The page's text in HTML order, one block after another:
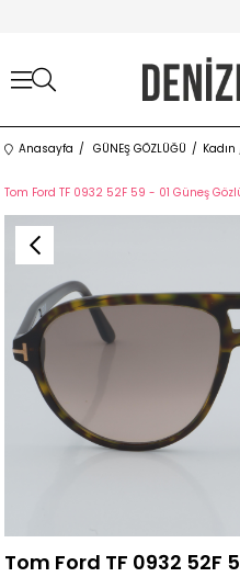
Anasayfa GÜNEŞ GÖZLÜĞÜ Kadın
Tom Ford TF 0932 52F 59 - 01 Güneş
Tom Ford TF 0932 52F